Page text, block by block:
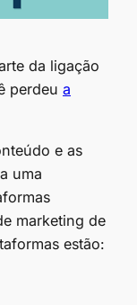
da ligação
perdeu a
e as
uma
marketing de
estão: